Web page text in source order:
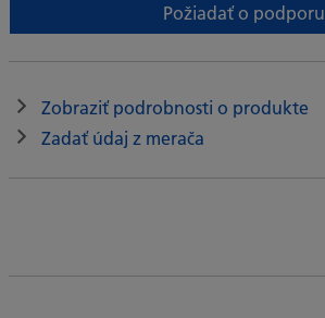
Požiadať o podporu
Zobraziť podrobnosti o produkte
Zadať údaj z merača